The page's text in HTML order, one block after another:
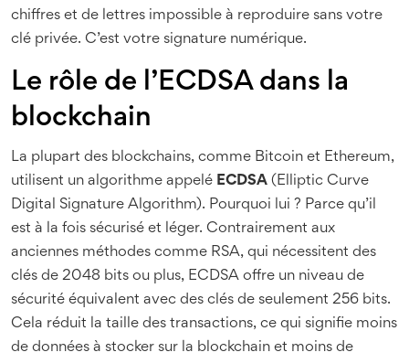
chiffres et de lettres impossible à reproduire sans votre
clé privée. C’est votre signature numérique.
Le rôle de l’ECDSA dans la
blockchain
La plupart des blockchains, comme Bitcoin et Ethereum,
utilisent un algorithme appelé ECDSA (Elliptic Curve
Digital Signature Algorithm). Pourquoi lui ? Parce qu’il
est à la fois sécurisé et léger. Contrairement aux
anciennes méthodes comme RSA, qui nécessitent des
clés de 2048 bits ou plus, ECDSA offre un niveau de
sécurité équivalent avec des clés de seulement 256 bits.
Cela réduit la taille des transactions, ce qui signifie moins
de données à stocker sur la blockchain et moins de